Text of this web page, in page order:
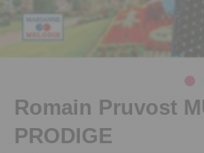
Romain Pruvost
PRODIGE